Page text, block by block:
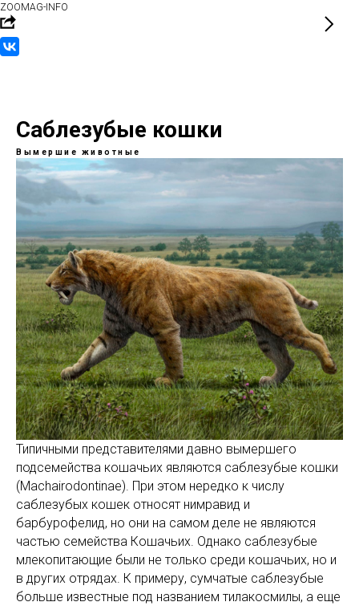
ZOOMAG-INFO
Саблезубые кошки
Вымершие животные
Типичными представителями давно вымершего
подсемейства кошачьих являются саблезубые кошки
(Machairodontinae). При этом нередко к числу
саблезубых кошек относят нимравид и
барбурофелид, но они на самом деле не являются
частью семейства Кошачьих. Однако саблезубые
млекопитающие были не только среди кошачьих, но и
в других отрядах. К примеру, сумчатые саблезубые
больше известные под названием тилакосмилы, а еще